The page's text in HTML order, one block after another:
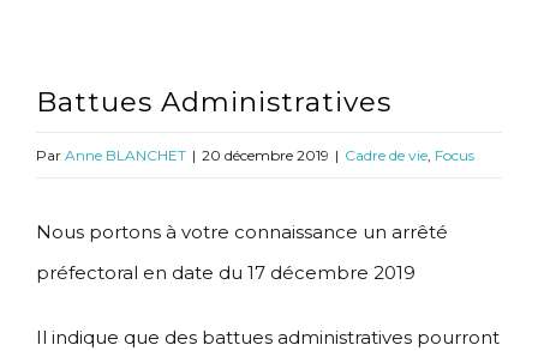
Battues Administratives
Par Anne BLANCHET | 20 décembre 2019 | Cadre de vie, Focus
Nous portons à votre connaissance un arrêté
préfectoral en date du 17 décembre 2019
Il indique que des battues administratives pourront